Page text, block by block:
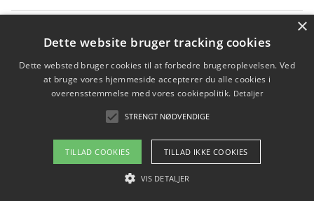
Om / kontakt
Blog Betingelser
×
Dette website bruger tracking cookies
Dette websted bruger cookies til at forbedre brugeroplevelsen. Ved
at bruge vores hjemmeside accepterer du alle cookies i
overensstemmelse med vores cookiepolitik. Detaljer
STRENGT NØDVENDIGE
TILLAD COOKIES TILLAD IKKE COOKIES
VIS DETALJER